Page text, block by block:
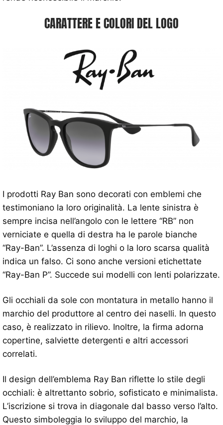
CARATTERE E COLORI DEL LOGO
I prodotti Ray Ban sono decorati con emblemi che
testimoniano la loro originalità. La lente sinistra è
sempre incisa nell’angolo con le lettere “RB” non
verniciate e quella di destra ha le parole bianche
“Ray-Ban”. L’assenza di loghi o la loro scarsa qualità
indica un falso. Ci sono anche versioni etichettate
“Ray-Ban P”. Succede sui modelli con lenti polarizzate.
Gli occhiali da sole con montatura in metallo hanno il
marchio del produttore al centro dei naselli. In questo
caso, è realizzato in rilievo. Inoltre, la firma adorna
copertine, salviette detergenti e altri accessori
correlati.
Il design dell’emblema Ray Ban riflette lo stile degli
occhiali: è altrettanto sobrio, sofisticato e minimalista.
L’iscrizione si trova in diagonale dal basso verso l’alto.
Questo simboleggia lo sviluppo del marchio, la